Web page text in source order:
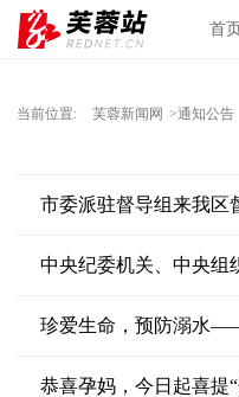
首页
当前位置: 芙蓉新闻网 >通知公告
市委派驻督导组来我区
中央纪委机关、中央组
珍爱生命，预防溺水
恭喜孕妈，今日起喜提